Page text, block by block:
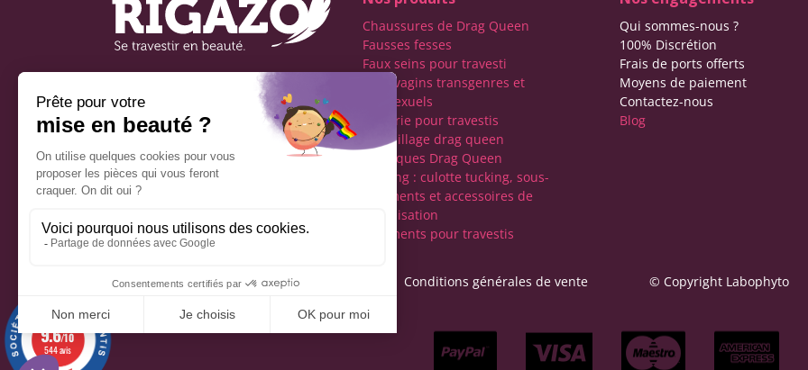
française spécialisée dans
le travestissement de
Réseaux sociaux
Chaussures de Drag Queen
Fausses fesses
Faux seins pour travesti
Faux vagins transgenres et
transexuels
Lingerie pour travestis
Maquillage drag queen
Perruques Drag Queen
Tucking : culotte tucking, sous-
vêtements et accessoires de
féminisation
Vêtements pour travestis
Qui sommes-nous ?
100% Discrétion
Frais de ports offerts
Moyens de paiement
Contactez-nous
Blog
Mentions légales Conditions générales de vente © Copyright Labophyto
9.6/10
544 avis